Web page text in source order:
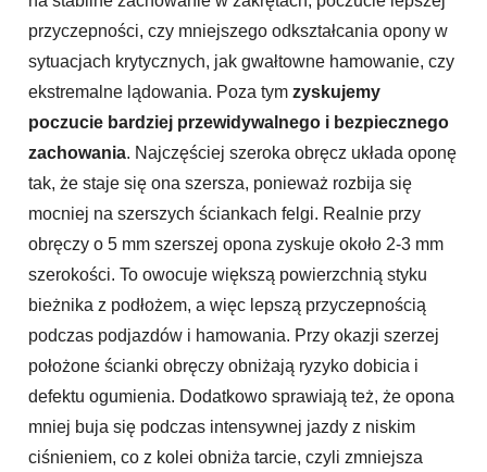
przyczepności, czy mniejszego odkształcania opony w
sytuacjach krytycznych, jak gwałtowne hamowanie, czy
ekstremalne lądowania. Poza tymzyskujemy
poczucie bardziej przewidywalnego i bezpiecznego
zachowania. Najczęściej szeroka obręcz układa oponę
tak, że staje się ona szersza, ponieważ rozbija się
mocniej na szerszych ściankach felgi. Realnie przy
obręczy o 5 mm szerszej opona zyskuje około 2-3 mm
szerokości. To owocuje większą powierzchnią styku
bieżnika z podłożem, a więc lepszą przyczepnością
podczas podjazdów i hamowania. Przy okazji szerzej
położone ścianki obręczy obniżają ryzyko dobicia i
defektu ogumienia. Dodatkowo sprawiają też, że opona
mniej buja się podczas intensywnej jazdy z niskim
ciśnieniem, co z kolei obniża tarcie, czyli zmniejsza